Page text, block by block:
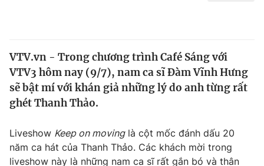
Thế giới
Tin tức
Thế giới đó đây
Câu chuyện quốc tế
Kinh tế
Thị trường
Dữ liệu và đời sống
VTV.vn - Trong chương trình Café Sáng với
VTV3 hôm nay (9/7), nam ca sĩ Đàm Vĩnh Hưng
sẽ bật mí với khán giả những lý do anh từng rất
ghét Thanh Thảo.
Liveshow Keep on movinglà cột mốc đánh dấu 20
năm ca hát của Thanh Thảo. Các khách mời trong
liveshow này là những nam ca sĩ rất gắn bó và thân